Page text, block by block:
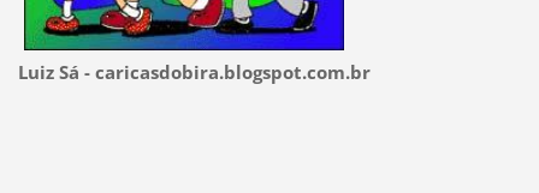
Luiz Sá - caricasdobira.blogspot.com.br